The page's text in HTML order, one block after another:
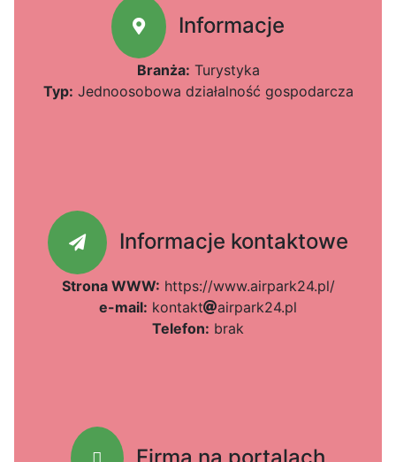
Informacje
Branża: Turystyka
Typ: Jednoosobowa działalność gospodarcza
Informacje kontaktowe
Strona WWW: https://www.airpark24.pl/
e-mail: kontakt a6e
irp8
ark52
24.pl
Telefon: brak
Firma na portalach